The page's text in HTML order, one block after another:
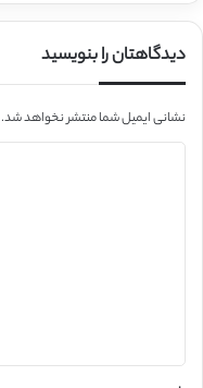
دیدگاهتان را بنویسید
نشانی ایمیل شما منتشر نخواهد شد.